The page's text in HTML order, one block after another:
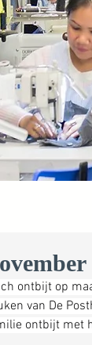
ontbijt op
van De
ontbijt met